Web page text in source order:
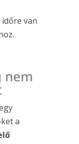
időre van
nem
a